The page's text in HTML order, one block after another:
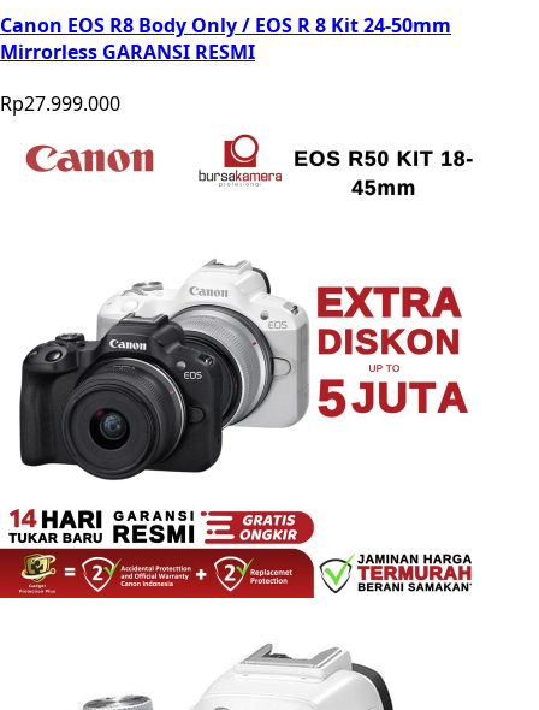
Canon EOS R8 Body Only / EOS R 8 Kit 24-50mm
Mirrorless GARANSI RESMI
Rp27.999.000